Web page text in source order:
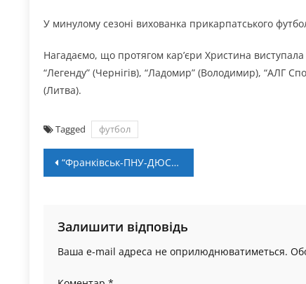
У минулому сезоні вихованка прикарпатського
Нагадаємо, що протягом кар’єри Христина
“Легенду” (Чернігів), “Ладомир” (Володимир), “АЛГ
(Литва).
Tagged футбол
Навігація
“Франківськ-ПНУ-ДЮСШ-2” – “ДЮСШ-УГСП-Переяслав”: пряма трансляція
Залишити відповідь
Ваша e-mail адреса не оприлюднюватиметься.